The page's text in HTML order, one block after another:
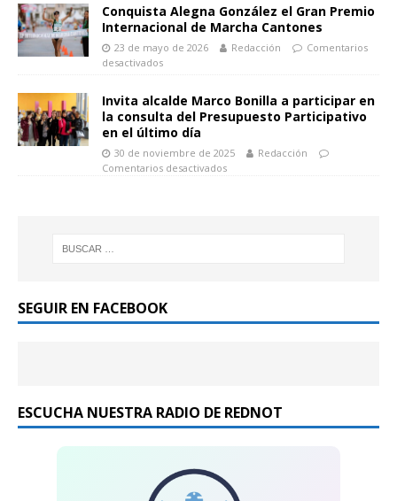
Conquista Alegna González el Gran Premio
Internacional de Marcha Cantones
23 de mayo de 2026 Redacción
Comentarios
desactivados
Invita alcalde Marco Bonilla a participar en
la consulta del Presupuesto Participativo
en el último día
30 de noviembre de 2025
Redacción
Comentarios desactivados
SEGUIR EN FACEBOOK
ESCUCHA NUESTRA RADIO DE REDNOT